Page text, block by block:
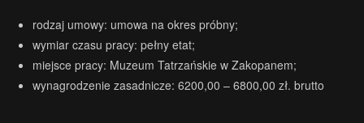
rodzaj umowy: umowa na okres próbny;
wymiar czasu pracy: pełny etat;
miejsce pracy: Muzeum Tatrzańskie w Zakopanem;
wynagrodzenie zasadnicze: 6200,00 – 6800,00 zł. brutto